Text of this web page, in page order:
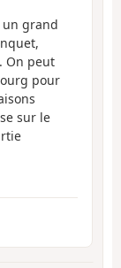
un grand
On peut
pour
sur le